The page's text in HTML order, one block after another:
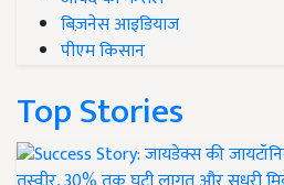
बिज़नेस आइडियाज
पीएम किसान
Top Stories